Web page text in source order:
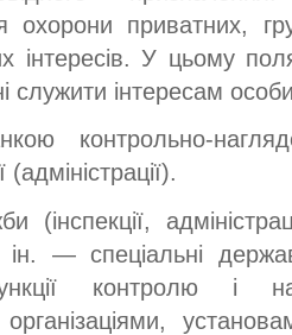
охорони приватних,
інтересів. У цьому
служити інтересам
контрольно-
(адміністрації).
(інспекції,
ін. — спеціальні
контролю і
організаціями,